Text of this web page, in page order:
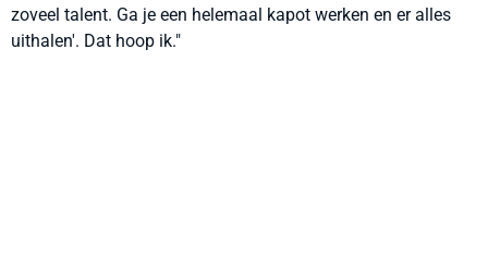
zoveel talent. Ga je een helemaal kapot werken en er alles
uithalen'. Dat hoop ik."